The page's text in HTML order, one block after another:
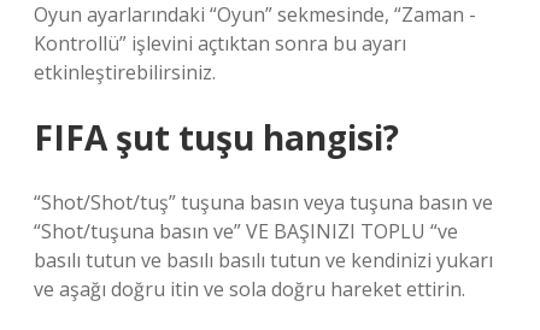
Oyun ayarlarındaki “Oyun” sekmesinde, “Zaman -
Kontrollü” işlevini açtıktan sonra bu ayarı
etkinleştirebilirsiniz.
FIFA şut tuşu hangisi?
“Shot/Shot/tuş” tuşuna basın veya tuşuna basın ve
“Shot/tuşuna basın ve” VE BAŞINIZI TOPLU “ve
basılı tutun ve basılı basılı tutun ve kendinizi yukarı
ve aşağı doğru itin ve sola doğru hareket ettirin.